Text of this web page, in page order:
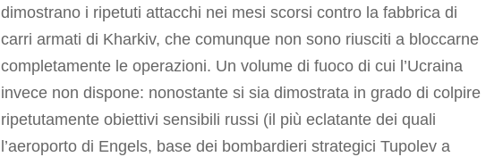
dimostrano i ripetuti attacchi nei mesi scorsi contro la fabbrica di
carri armati di Kharkiv, che comunque non sono riusciti a bloccarne
completamente le operazioni. Un volume di fuoco di cui l’Ucraina
invece non dispone: nonostante si sia dimostrata in grado di colpire
ripetutamente obiettivi sensibili russi (il più eclatante dei quali
l’aeroporto di Engels, base dei bombardieri strategici Tupolev a